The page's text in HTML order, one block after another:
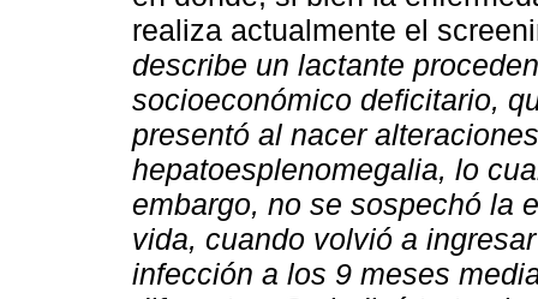
realiza actualmente el
describe un lactante
socioeconómico deficitario,
presentó al nacer
hepatoesplenomegalia, lo
embargo, no se sospechó la
vida, cuando volvió a
infección a los 9 meses